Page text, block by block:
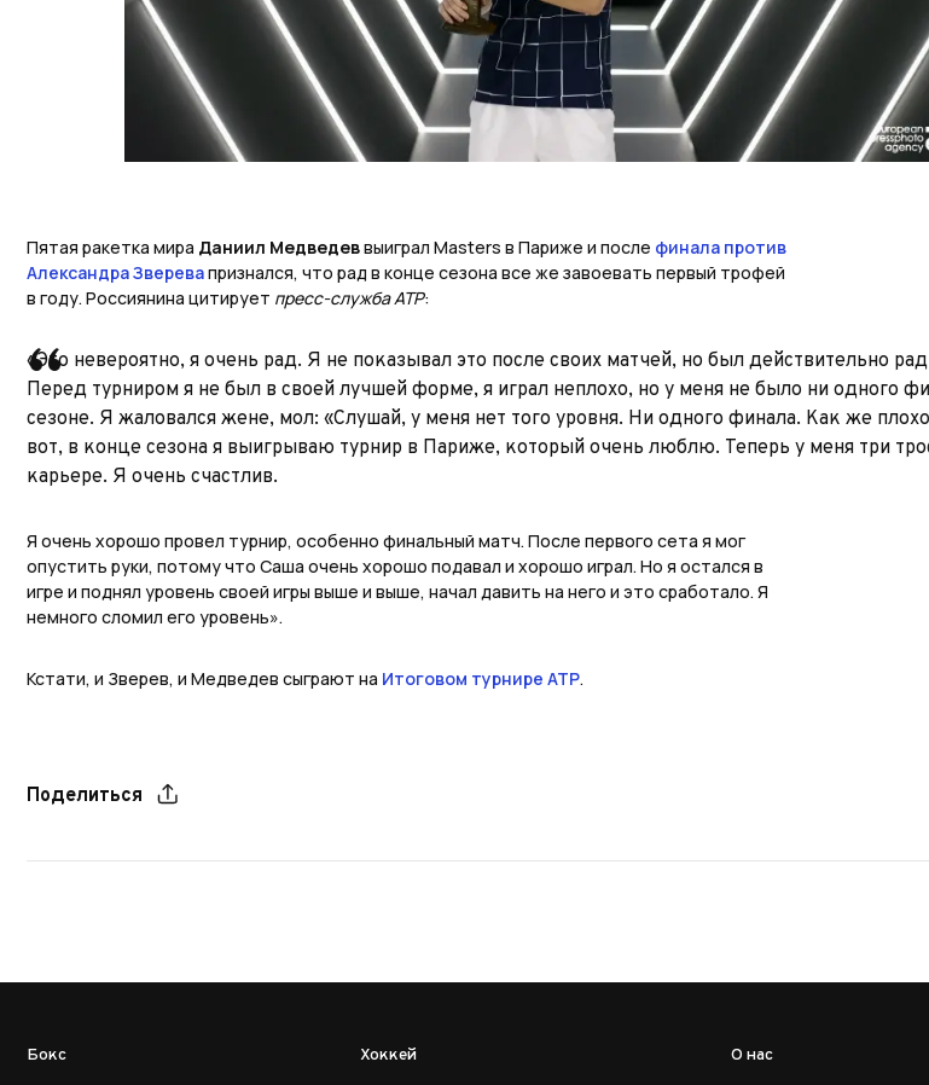
Пятая ракетка мира Даниил Медведеввыиграл Masters в Париже и после финала против
Александра Зверевапризнался, что рад в конце сезона все же завоевать первый трофей
в году. Россиянина цитирует пресс-служба АТР:
«Это невероятно, я очень рад. Я не показывал это после своих матчей, но был действительно
Перед турниром я не был в своей лучшей форме, я играл неплохо, но у меня не было ни одного
сезоне. Я жаловался жене, мол: «Слушай, у меня нет того уровня. Ни одного финала. Как же
вот, в конце сезона я выигрываю турнир в Париже, который очень люблю. Теперь у меня три
карьере. Я очень счастлив.
Я очень хорошо провел турнир, особенно финальный матч. После первого сета я мог
опустить руки, потому что Саша очень хорошо подавал и хорошо играл. Но я остался в
игре и поднял уровень своей игры выше и выше, начал давить на него и это сработало. Я
немного сломил его уровень».
Кстати, и Зверев, и Медведев сыграют на Итоговом турнире АТР.
Поделиться
Бокс Хоккей О нас